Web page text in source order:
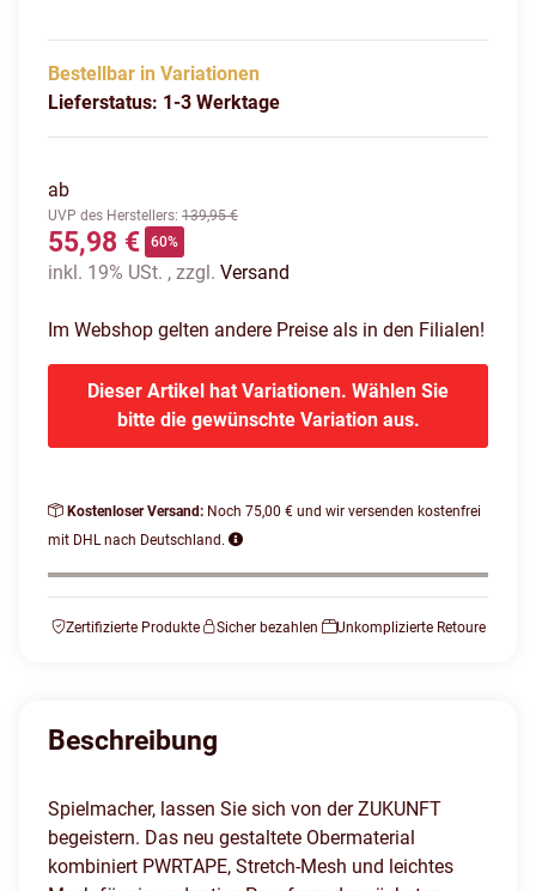
Bestellbar in Variationen
Lieferstatus: 1-3 Werktage
ab
UVP des Herstellers: 139,95 €
55,98 € 60%
inkl. 19% USt. , zzgl. Versand
Im Webshop gelten andere Preise als in den Filialen!
Dieser Artikel hat Variationen. Wählen Sie
bitte die gewünschte Variation aus.
Kostenloser Versand: Noch 75,00 € und wir versenden kostenfrei
mit DHL nach Deutschland.
Zertifizierte Produkte Sicher bezahlen Unkomplizierte Retoure
Beschreibung
Spielmacher, lassen Sie sich von der ZUKUNFT
begeistern. Das neu gestaltete Obermaterial
kombiniert PWRTAPE, Stretch-Mesh und leichtes